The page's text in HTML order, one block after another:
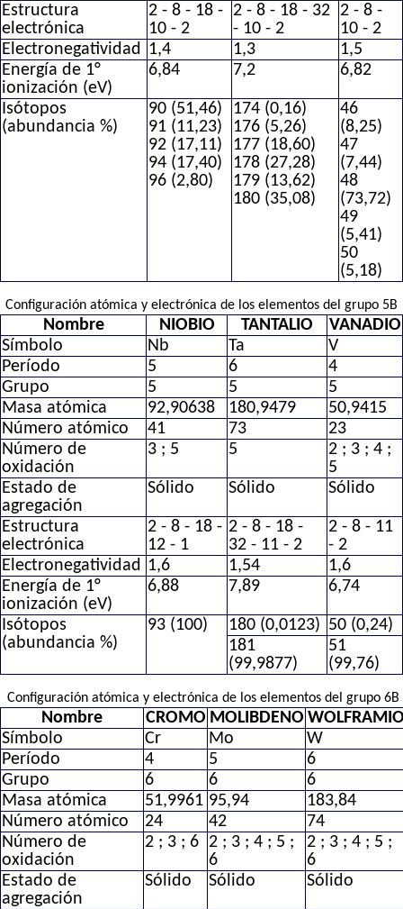
Estructura
electrónica
2 - 8 - 18 -
10 - 2
2 - 8 - 18 - 32
- 10 - 2
2 - 8 -
10 - 2
Electronegatividad
1,4 1,3
1,5
Energía de 1°
ionización (eV)
6,84 7,2 6,82
Isótopos
(abundancia %)
90 (51,46)
91 (11,23)
92 (17,11)
94 (17,40)
96 (2,80)
174 (0,16)
176 (5,26)
177 (18,60)
178 (27,28)
179 (13,62)
180 (35,08)
46
(8,25)
47
(7,44)
48
(73,72)
49
(5,41)
50
(5,18)
Configuración atómica y electrónica de los elementos del grupo 5B
Nombre NIOBIO TANTALIO
VANADIO
Símbolo
Nb Ta
V
Período
5 6
4
Grupo
5 5
5
Masa atómica
92,90638 180,9479
50,9415
Número atómico
41 73
23
Número de
oxidación
3 ; 5 5
2 ; 3 ; 4 ;
5
Estado de
agregación
Sólido Sólido Sólido
Estructura
electrónica
2 - 8 - 18 -
12 - 1
2 - 8 - 18 -
32 - 11 - 2
2 - 8 - 11
- 2
Electronegatividad 1,6 1,54
1,6
Energía de 1°
ionización (eV)
6,88 7,89 6,74
Isótopos
(abundancia %)
93 (100) 180 (0,0123) 50 (0,24)
181
(99,9877)
51
(99,76)
Configuración atómica y electrónica de los elementos del grupo 6B
Nombre CROMO MOLIBDENO
Símbolo
Cr Mo
W
Período
4 5
6
Grupo
6 6
6
Masa atómica
51,9961 95,94
183,84
Número atómico
24 42
74
Número de
oxidación
2 ; 3 ; 6 2 ; 3 ; 4 ; 5 ;
6
2 ; 3 ; 4 ; 5 ;
6
Estado de
agregación
Sólido Sólido Sólido